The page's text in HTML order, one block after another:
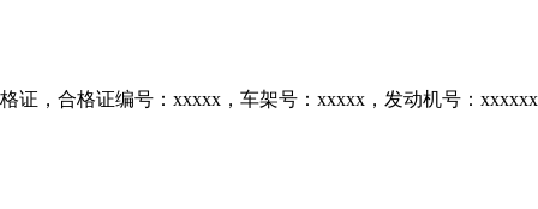
证，合格证编号：xxxxx，车架号：xxxxx，发动机号：